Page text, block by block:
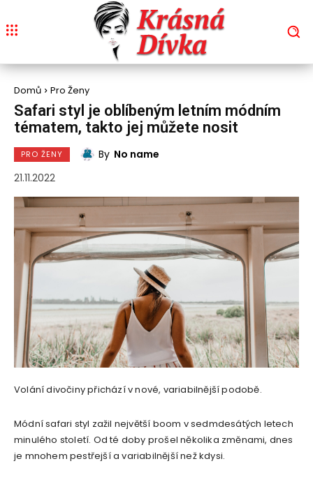
Domů Pro Ženy
Safari styl je oblíbeným letním módním
tématem, takto jej můžete nosit
PRO ŽENY By No name
21.11.2022
Volání divočiny přichází v nové, variabilnější podobě.
Módní safari styl zažil největší boom v sedmdesátých letech
minulého století. Od té doby prošel několika změnami, dnes
je mnohem pestřejší a variabilnější než kdysi.